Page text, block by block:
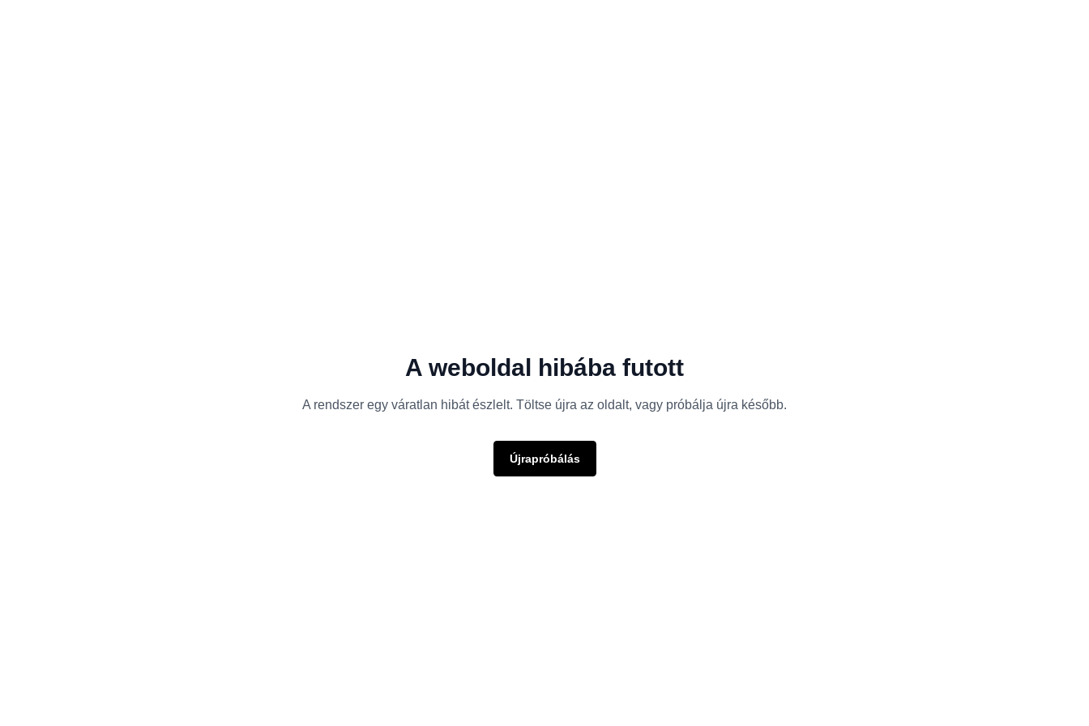
A weboldal hibába futott
A rendszer egy váratlan hibát észlelt. Töltse újra az oldalt, vagy próbálja újra később.
Újrapróbálás